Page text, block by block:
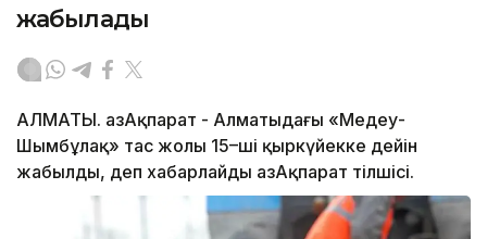
жабылады
АЛМАТЫ. ҚазАқпарат - Алматыдағы «Медеу-
Шымбұлақ» тас жолы 15–ші қыркүйекке дейін
жабылды, деп хабарлайды ҚазАқпарат тілшісі.